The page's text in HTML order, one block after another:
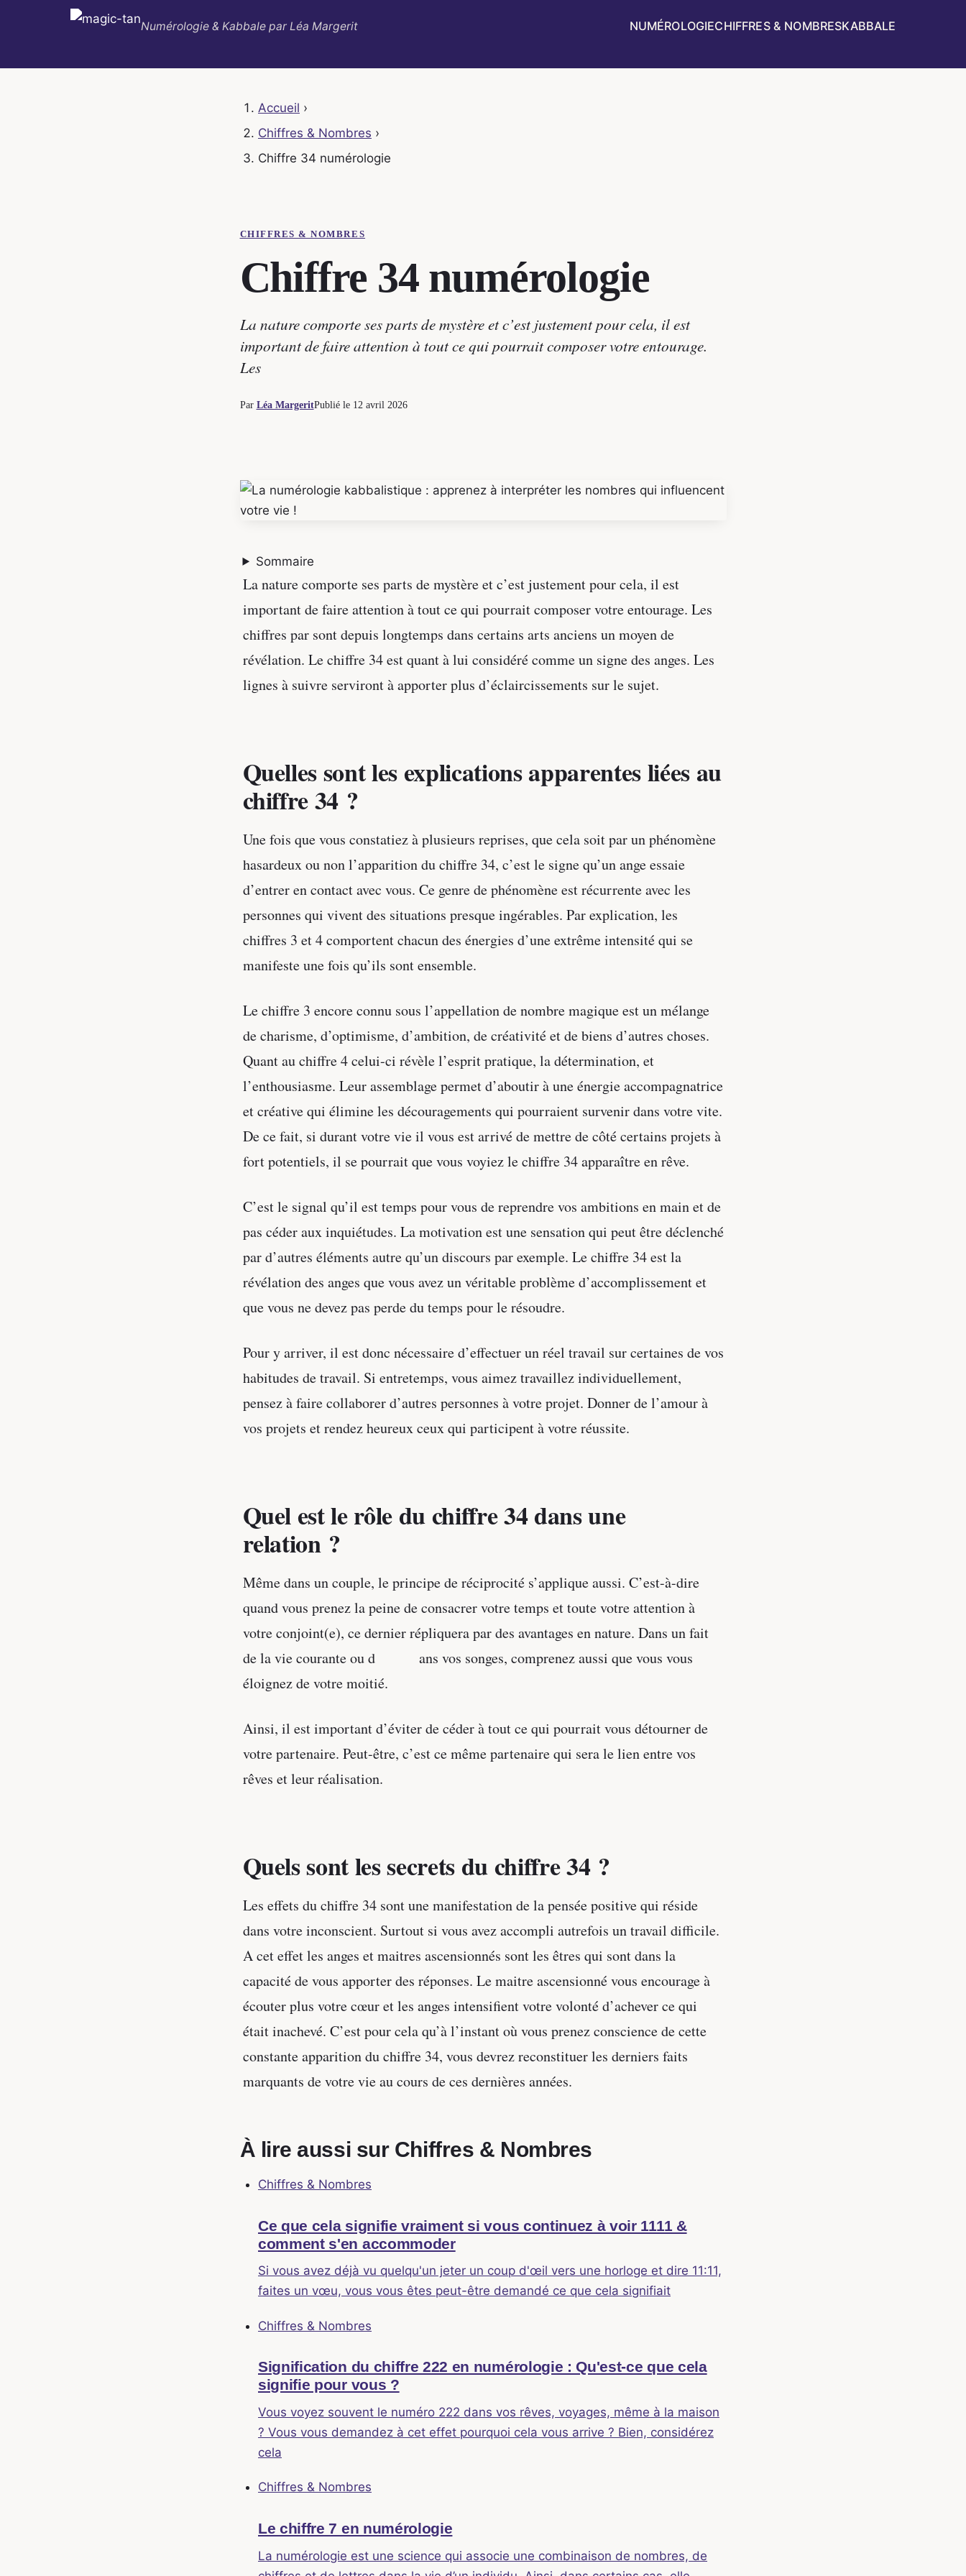
Numérologie & Kabbale par Léa Margerit NUMÉROLOGIECHIFFRES & NOMBRESKABBALE
Accueil ›
Chiffres & Nombres ›
Chiffre 34 numérologie
CHIFFRES & NOMBRES
Chiffre 34 numérologie
La nature comporte ses parts de mystère et c’est justement pour cela, il est
important de faire attention à tout ce qui pourrait composer votre entourage.
Les
Par Léa MargeritPublié le 12 avril 2026
Sommaire
La nature comporte ses parts de mystère et c’est justement pour cela, il est
important de faire attention à tout ce qui pourrait composer votre entourage. Les
chiffres par sont depuis longtemps dans certains arts anciens un moyen de
révélation. Le chiffre 34 est quant à lui considéré comme un signe des anges. Les
lignes à suivre serviront à apporter plus d’éclaircissements sur le sujet.
Quelles sont les explications apparentes liées au
chiffre 34 ?
Une fois que vous constatiez à plusieurs reprises, que cela soit par un phénomène
hasardeux ou non l’apparition du chiffre 34, c’est le signe qu’un ange essaie
d’entrer en contact avec vous. Ce genre de phénomène est récurrente avec les
personnes qui vivent des situations presque ingérables. Par explication, les
chiffres 3 et 4 comportent chacun des énergies d’une extrême intensité qui se
manifeste une fois qu’ils sont ensemble.
Le chiffre 3 encore connu sous l’appellation de nombre magique est un mélange
de charisme, d’optimisme, d’ambition, de créativité et de biens d’autres choses.
Quant au chiffre 4 celui-ci révèle l’esprit pratique, la détermination, et
l’enthousiasme. Leur assemblage permet d’aboutir à une énergie accompagnatrice
et créative qui élimine les découragements qui pourraient survenir dans votre vite.
De ce fait, si durant votre vie il vous est arrivé de mettre de côté certains projets à
fort potentiels, il se pourrait que vous voyiez le chiffre 34 apparaître en rêve.
C’est le signal qu’il est temps pour vous de reprendre vos ambitions en main et de
pas céder aux inquiétudes. La motivation est une sensation qui peut être déclenché
par d’autres éléments autre qu’un discours par exemple. Le chiffre 34 est la
révélation des anges que vous avez un véritable problème d’accomplissement et
que vous ne devez pas perde du temps pour le résoudre.
Pour y arriver, il est donc nécessaire d’effectuer un réel travail sur certaines de vos
habitudes de travail. Si entretemps, vous aimez travaillez individuellement,
pensez à faire collaborer d’autres personnes à votre projet. Donner de l’amour à
vos projets et rendez heureux ceux qui participent à votre réussite.
Quel est le rôle du chiffre 34 dans une
relation ?
Même dans un couple, le principe de réciprocité s’applique aussi. C’est-à-dire
quand vous prenez la peine de consacrer votre temps et toute votre attention à
votre conjoint(e), ce dernier répliquera par des avantages en nature. Dans un fait
de la vie courante ou d ans vos songes, comprenez aussi que vous vous
éloignez de votre moitié.
Ainsi, il est important d’éviter de céder à tout ce qui pourrait vous détourner de
votre partenaire. Peut-être, c’est ce même partenaire qui sera le lien entre vos
rêves et leur réalisation.
Quels sont les secrets du chiffre 34 ?
Les effets du chiffre 34 sont une manifestation de la pensée positive qui réside
dans votre inconscient. Surtout si vous avez accompli autrefois un travail difficile.
A cet effet les anges et maitres ascensionnés sont les êtres qui sont dans la
capacité de vous apporter des réponses. Le maitre ascensionné vous encourage à
écouter plus votre cœur et les anges intensifient votre volonté d’achever ce qui
était inachevé. C’est pour cela qu’à l’instant où vous prenez conscience de cette
constante apparition du chiffre 34, vous devrez reconstituer les derniers faits
marquants de votre vie au cours de ces dernières années.
À lire aussi sur Chiffres & Nombres
Chiffres & Nombres
Ce que cela signifie vraiment si vous continuez à voir 1111 &
comment s'en accommoder
Si vous avez déjà vu quelqu'un jeter un coup d'œil vers une horloge et dire 11:11,
faites un vœu, vous vous êtes peut-être demandé ce que cela signifiait
Chiffres & Nombres
Signification du chiffre 222 en numérologie : Qu'est-ce que cela
signifie pour vous ?
Vous voyez souvent le numéro 222 dans vos rêves, voyages, même à la maison
? Vous vous demandez à cet effet pourquoi cela vous arrive ? Bien, considérez
cela
Chiffres & Nombres
Le chiffre 7 en numérologie
La numérologie est une science qui associe une combinaison de nombres, de